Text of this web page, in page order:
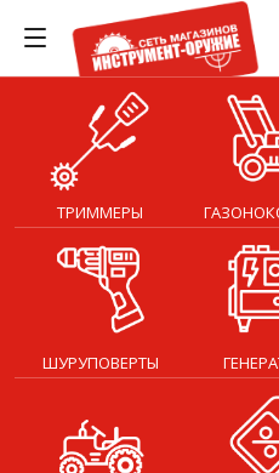
ТРИММЕРЫ
ШУРУПОВЕРТЫ